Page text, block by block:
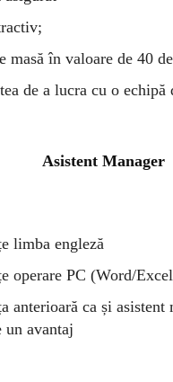
masă în valoare de 40
de a lucra cu o echipă
Asistent Manager
limba engleză
operare PC (Word/
anterioară ca și asistent
un avantaj